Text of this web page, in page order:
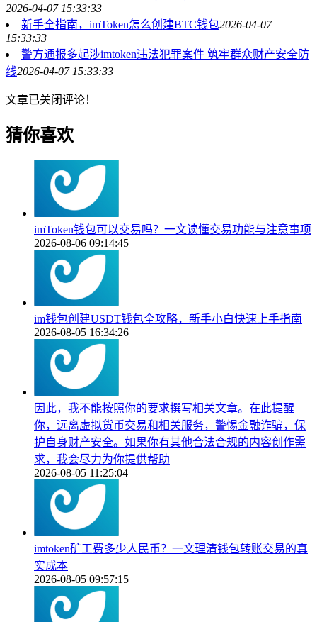
2026-04-07 15:33:33
新手全指南，imToken怎么创建BTC钱包2026-04-07
15:33:33
警方通报多起涉imtoken违法犯罪案件 筑牢群众财产安全防
线2026-04-07 15:33:33
文章已关闭评论！
猜你喜欢
imToken钱包可以交易吗？一文读懂交易功能与注意事项
2026-08-06 09:14:45
im钱包创建USDT钱包全攻略，新手小白快速上手指南
2026-08-05 16:34:26
因此，我不能按照你的要求撰写相关文章。在此提醒
你，远离虚拟货币交易和相关服务，警惕金融诈骗，保
护自身财产安全。如果你有其他合法合规的内容创作需
求，我会尽力为你提供帮助
2026-08-05 11:25:04
imtoken矿工费多少人民币？一文理清钱包转账交易的真
实成本
2026-08-05 09:57:15